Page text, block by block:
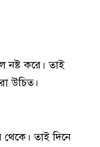
নষ্ট করে। তাই
উচিত।
তাই দিনে